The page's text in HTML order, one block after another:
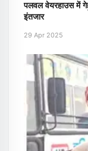
पलवल वेयरहाउस में
इंतजार
29 Apr 2025